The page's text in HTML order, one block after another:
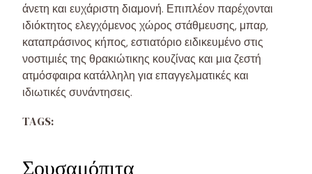
άνετη και ευχάριστη διαμονή. Επιπλέον παρέχονται
ιδιόκτητος ελεγχόμενος χώρος στάθμευσης, μπαρ,
καταπράσινος κήπος, εστιατόριο ειδικευμένο στις
νοστιμιές της θρακιώτικης κουζίνας και μια ζεστή
ατμόσφαιρα κατάλληλη για επαγγελματικές και
ιδιωτικές συνάντησεις.
TAGS:
Σουσαμόπιτα